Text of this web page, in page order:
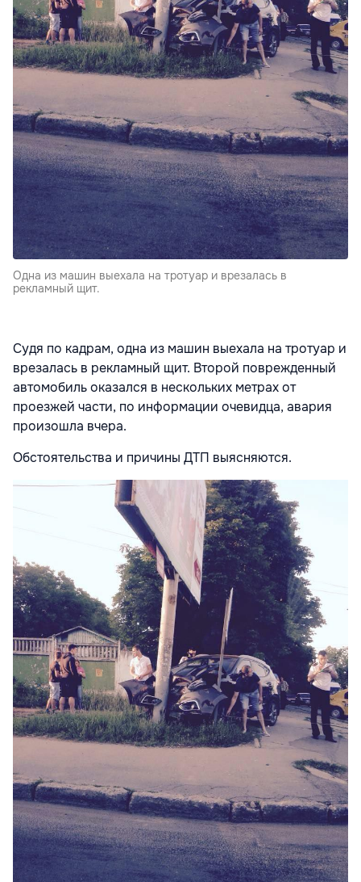
Одна из машин выехала на тротуар и врезалась в
рекламный щит.
Судя по кадрам, одна из машин выехала на тротуар и
врезалась в рекламный щит. Второй поврежденный
автомобиль оказался в нескольких метрах от
проезжей части, по информации очевидца, авария
произошла вчера.
Обстоятельства и причины ДТП выясняются.